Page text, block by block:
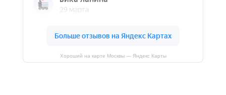
Хороший на карте Москвы — Яндекс Карты